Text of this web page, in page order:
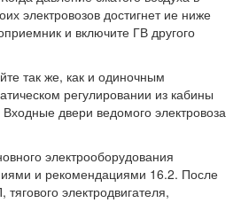
электровозов достигнет ие ниже
и включите ГВ другого
так же, как и одиночным
регулировании из кабины
двери ведомого электровоза
электрооборудования
и рекомендациями 16.2. После
электродвигателя,